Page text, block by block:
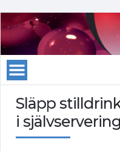
Släpp
i självservering